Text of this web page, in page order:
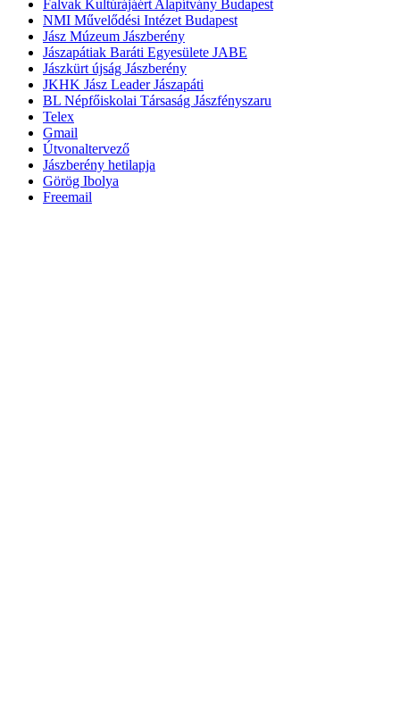
Falvak Kultúrájáért Alapítvány Budapest
NMI Művelődési Intézet Budapest
Jász Múzeum Jászberény
Jászapátiak Baráti Egyesülete JABE
Jászkürt újság Jászberény
JKHK Jász Leader Jászapáti
BL Népfőiskolai Társaság Jászfényszaru
Telex
Gmail
Útvonaltervező
Jászberény hetilapja
Görög Ibolya
Freemail